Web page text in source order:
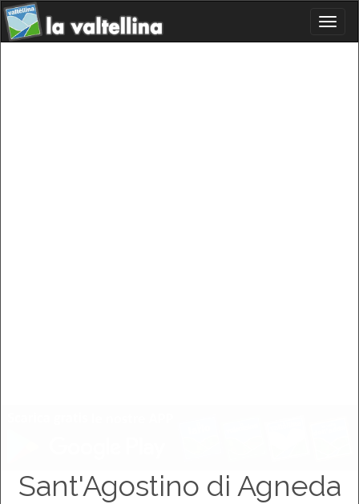
Sant'Agostino di Agneda